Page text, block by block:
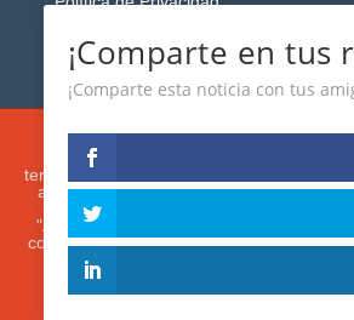
reservados.
Esta web usa cookies analíticas y
terceros) para analizar el tráfico y
anuncios que le mostremos de acuerdo
intereses, buscando así mejorar su
"Aceptar" o continúa navegando, acepta
configurar o rechazar su uso
¡Comparte en tus
¡Comparte esta noticia con tus